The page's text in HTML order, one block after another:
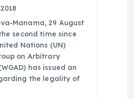
Manama, 29 August
second time since
Nations (UN)
on Arbitrary
has issued an
the legality of